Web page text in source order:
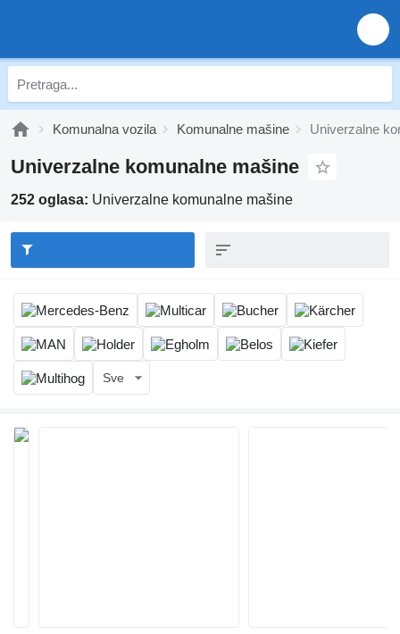
Komunalna vozila Komunalne mašine Univerzalne
Univerzalne komunalne mašine
252 oglasa: Univerzalne komunalne mašine
Sve